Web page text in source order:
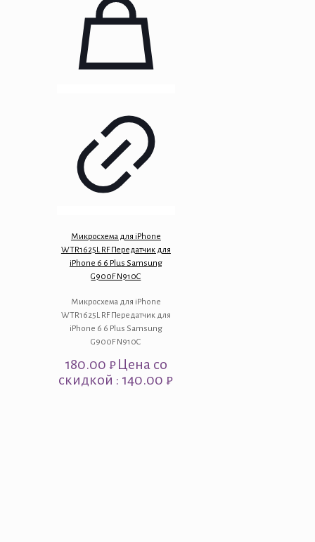
Микросхема для iPhone
WTR1625L RF Передатчик для
iPhone 6 6 Plus Samsung
G900F N910C
Микросхема для iPhone
WTR1625L RF Передатчик для
iPhone 6 6 Plus Samsung
G900F N910C
180.00 ₽Цена со
скидкой : 140.00 ₽